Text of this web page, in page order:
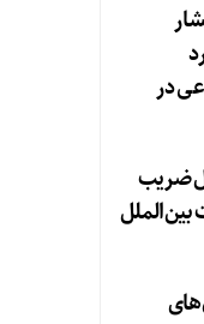
در
ضریب
بین‌الملل